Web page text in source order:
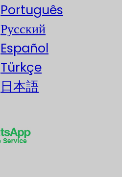
Português
Русский
Español
Türkçe
日本語